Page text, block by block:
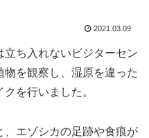
2021.03.09
立ち入れないビジターセン
を観察し、湿原を違った
を行いました。
エゾシカの足跡や食痕が